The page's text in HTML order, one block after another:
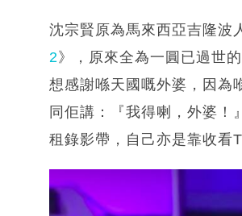
沈宗賢原為馬來西亞吉隆波
2》，原來全為一圓已過世
想感謝喺天國嘅外婆，因為
同佢講：『我得喇，外婆！
租錄影帶，自己亦是靠收看